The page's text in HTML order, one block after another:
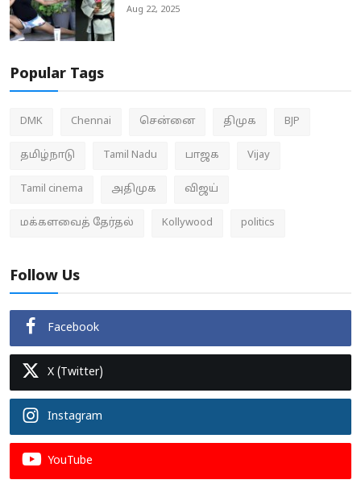
Aug 22, 2025
Popular Tags
DMK Chennai சென்னை திமுக BJP
தமிழ்நாடு Tamil Nadu பாஜக Vijay
Tamil cinema அதிமுக விஜய்
மக்களவைத் தேர்தல் Kollywood politics
Follow Us
Facebook
X (Twitter)
Instagram
YouTube